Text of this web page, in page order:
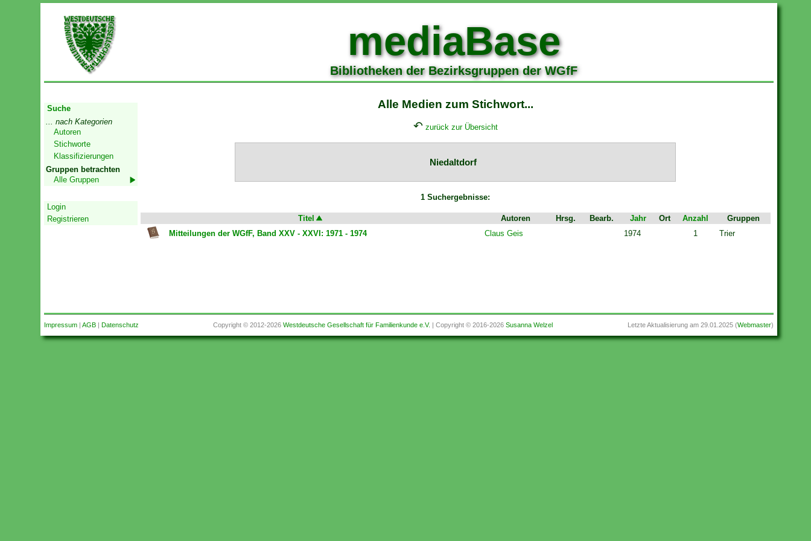
mediaBase
Bibliotheken der Bezirksgruppen der WGfF
Suche
... nach Kategorien
Autoren
Stichworte
Klassifizierungen
Gruppen betrachten
Alle Gruppen
Login
Registrieren
Alle Medien zum Stichwort...
↶ zurück zur Übersicht
Niedaltdorf
1 Suchergebnisse:
Titel Autoren Hrsg. Bearb. Jahr Ort Anzahl
Gruppen
Mitteilungen der WGfF, Band XXV - XXVI: 1971 - 1974
Claus Geis 1974 1 Trier
Impressum| AGB| Datenschutz Letzte Aktualisierung am29.01.2025(Webmaster)
Copyright © 2012-2026Westdeutsche Gesellschaft für Familienkunde e.V. | Copyright © 2016-2026Susanna Welzel